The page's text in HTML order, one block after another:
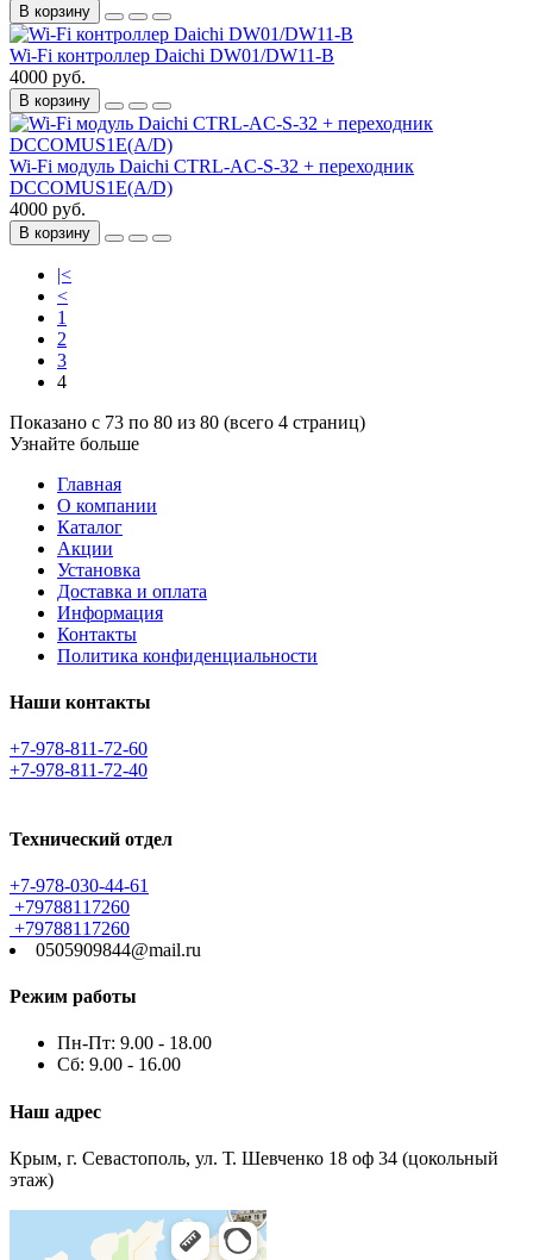
В корзину
Wi-Fi контроллер Daichi DW01/DW11-B
4000 руб.
В корзину
Wi-Fi модуль Daichi CTRL-AC-S-32 + переходник
DCCOMUS1E(A/D)
4000 руб.
В корзину
|<
<
1
2
3
4
Показано с 73 по 80 из 80 (всего 4 страниц)
Узнайте больше
Главная
О компании
Каталог
Акции
Установка
Доставка и оплата
Информация
Контакты
Политика конфиденциальности
Наши контакты
+7-978-811-72-60
+7-978-811-72-40
Технический отдел
+7-978-030-44-61
+79788117260
+79788117260
0505909844@mail.ru
Режим работы
Пн-Пт: 9.00 - 18.00
Сб: 9.00 - 16.00
Наш адрес
Крым, г. Севастополь, ул. Т. Шевченко 18 оф 34 (цокольный
этаж)